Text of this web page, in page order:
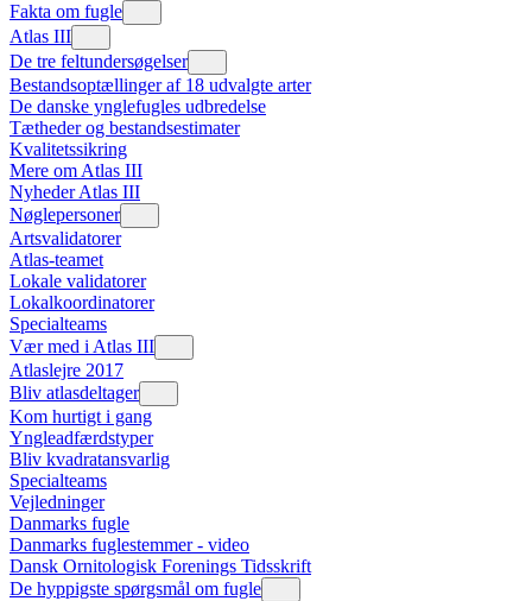
Fakta om fugle
Atlas III
De tre feltundersøgelser
Bestandsoptællinger af 18 udvalgte arter
De danske ynglefugles udbredelse
Tætheder og bestandsestimater
Kvalitetssikring
Mere om Atlas III
Nyheder Atlas III
Nøglepersoner
Artsvalidatorer
Atlas-teamet
Lokale validatorer
Lokalkoordinatorer
Specialteams
Vær med i Atlas III
Atlaslejre 2017
Bliv atlasdeltager
Kom hurtigt i gang
Yngleadfærdstyper
Bliv kvadratansvarlig
Specialteams
Vejledninger
Danmarks fugle
Danmarks fuglestemmer - video
Dansk Ornitologisk Forenings Tidsskrift
De hyppigste spørgsmål om fugle